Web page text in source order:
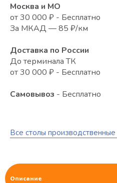
Все столы производственные
Москва и МО
от 30 000 ₽ - Бесплатно
За МКАД — 85 ₽/км
Доставка по России
До терминала ТК
от 30 000 ₽ - Бесплатно
Самовывоз - Бесплатно
Описание